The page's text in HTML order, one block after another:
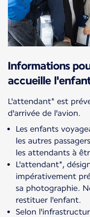
Informations
accueille
L'attendant* est
Les enfants
les autres
les attendants à
L'attendant*,
impérativement
sa photographie.
restituer l'enfant.
Selon